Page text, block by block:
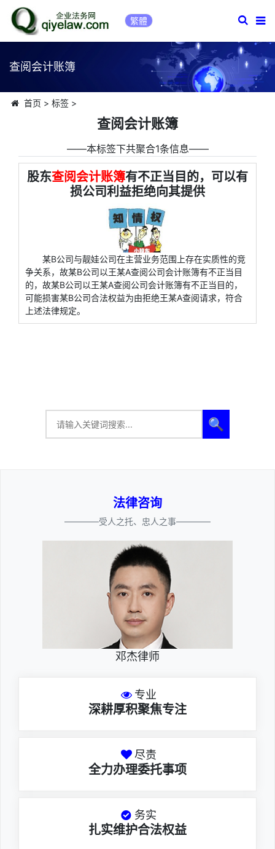
繁體
查阅会计账簿
首页 > 标签>
查阅会计账簿
――本标签下共聚合1条信息――
股东查阅会计账簿有不正当目的，可以有
损公司利益拒绝向其提供
某B公司与靓娃公司在主营业务范围上存在实质性的竞
争关系，故某B公司以王某A查阅公司会计账簿有不正当目
的，故某B公司以王某A查阅公司会计账簿有不正当目的，
可能损害某B公司合法权益为由拒绝王某A查阅请求，符合
上述法律规定。
🔍
法律咨询
————受人之托、忠人之事————
邓杰律师
专业
深耕厚积聚焦专注
尽责
全力办理委托事项
务实
扎实维护合法权益